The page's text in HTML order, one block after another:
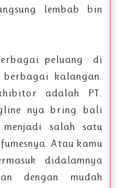
lembab bin
peluang di
kalangan.
adalah PT.
nya bring bali
salah satu
Atau kamu
didalamnya
dengan mudah